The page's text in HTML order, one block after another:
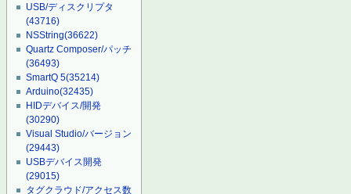
USB/ディスクリプタ
(43716)
NSString(36622)
Quartz Composer/パッチ
(36493)
SmartQ 5(35214)
Arduino(32435)
HIDデバイス/開発
(30290)
Visual Studio/バージョン
(29443)
USBデバイス開発
(29015)
タグクラウド/アクセス数